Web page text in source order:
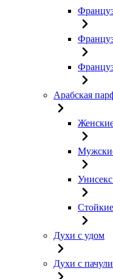
Арабская
Духи с удом
Духи с пачули